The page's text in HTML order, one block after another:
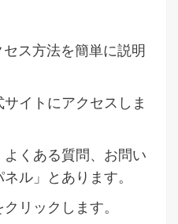
ス方法を簡単に説明
イトにアクセスしま
くある質問、お問い
ル」とあります。
リックします。